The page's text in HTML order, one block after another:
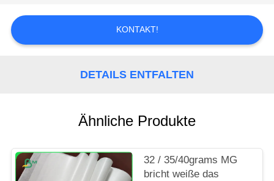
NACHRICHTEN
PRIVACY
POLICY
KONTAKT!
DETAILS ENTFALTEN
Ähnliche Produkte
32 / 35/40grams MG
bricht weiße das